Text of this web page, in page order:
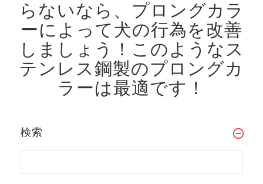
らないなら、プロングカラ
ーによって犬の行為を改善
しましょう！ このようなス
テンレス鋼製のプロングカ
ラーは最適です！
検索